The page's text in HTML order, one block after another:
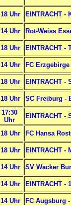
18 Uhr EINTRACHT -
14 Uhr Rot-Weiss
18 Uhr EINTRACHT -
14 Uhr FC Erzgebirge
18 Uhr EINTRACHT -
18 Uhr SC Freiburg -
17:30
Uhr
EINTRACHT -
18 Uhr FC Hansa
18 Uhr EINTRACHT -
14 Uhr SV Wacker
14 Uhr EINTRACHT -
14 Uhr FC Augsburg